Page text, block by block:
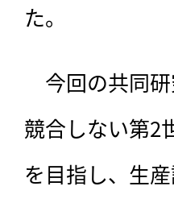
た。
今回の共同研
競合しない第2
を目指し、生